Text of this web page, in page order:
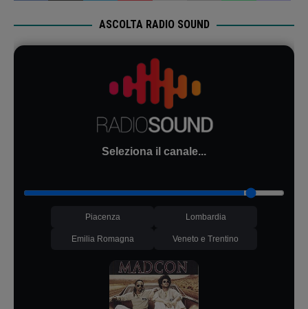
ASCOLTA RADIO SOUND
Seleziona il canale...
Piacenza Lombardia
Emilia Romagna Veneto e Trentino